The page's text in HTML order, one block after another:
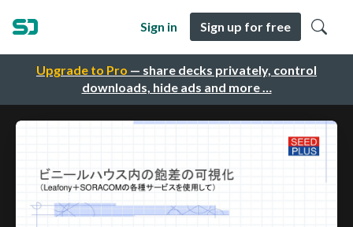
Upgrade to Pro — share decks privately, control
downloads, hide ads and more …
Sign in Sign up for free